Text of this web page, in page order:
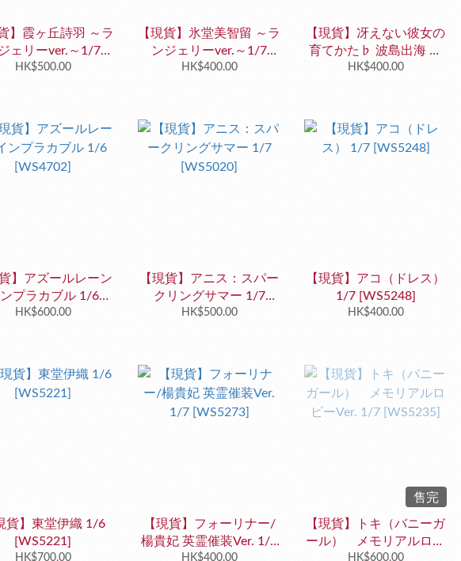
】霞ヶ丘詩羽 ～ラ
ェリーver.～1/7
[WS4159]
HK$500.00
【現貨】氷堂美智留 ～ラ
ンジェリーver.～1/7
[WS4300]
HK$400.00
【現貨】冴えない彼女の
育てかた♭ 波島出海 ～
ランジェリーver.～ 1/7
HK$400.00
】アズールレーン
プラカブル 1/6
[WS4702]
HK$600.00
【現貨】アニス：スパー
クリングサマー 1/7
[WS5020]
HK$500.00
【現貨】アコ（ドレス）
1/7 [WS5248]
HK$400.00
貨】東堂伊織 1/6
[WS5221]
HK$700.00
【現貨】フォーリナー/
楊貴妃 英霊催装Ver. 1/7
HK$400.00
售完
【現貨】トキ（バニーガ
ール） メモリアルロビ
HK$600.00